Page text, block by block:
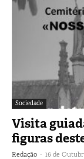
Sociedade
Visita
figuras
Redação - 16 de